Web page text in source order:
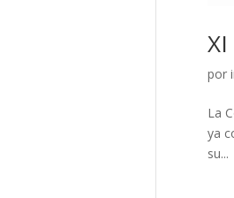
por
La
ya
su...